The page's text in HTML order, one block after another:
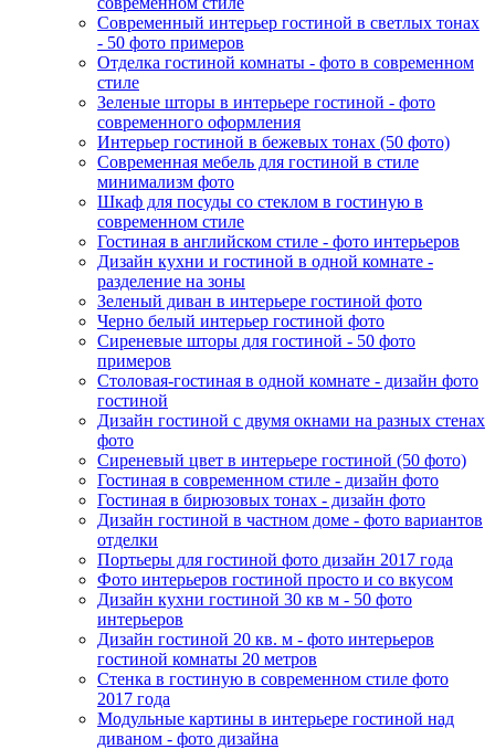
Современный интерьер гостиной в светлых тонах
- 50 фото примеров
Отделка гостиной комнаты - фото в современном
стиле
Зеленые шторы в интерьере гостиной - фото
современного оформления
Интерьер гостиной в бежевых тонах (50 фото)
Современная мебель для гостиной в стиле
минимализм фото
Шкаф для посуды со стеклом в гостиную в
современном стиле
Гостиная в английском стиле - фото интерьеров
Дизайн кухни и гостиной в одной комнате -
разделение на зоны
Зеленый диван в интерьере гостиной фото
Черно белый интерьер гостиной фото
Сиреневые шторы для гостиной - 50 фото
примеров
Столовая-гостиная в одной комнате - дизайн фото
гостиной
Дизайн гостиной с двумя окнами на разных стенах
фото
Сиреневый цвет в интерьере гостиной (50 фото)
Гостиная в современном стиле - дизайн фото
Гостиная в бирюзовых тонах - дизайн фото
Дизайн гостиной в частном доме - фото вариантов
отделки
Портьеры для гостиной фото дизайн 2017 года
Фото интерьеров гостиной просто и со вкусом
Дизайн кухни гостиной 30 кв м - 50 фото
интерьеров
Дизайн гостиной 20 кв. м - фото интерьеров
гостиной комнаты 20 метров
Стенка в гостиную в современном стиле фото
2017 года
Модульные картины в интерьере гостиной над
диваном - фото дизайна